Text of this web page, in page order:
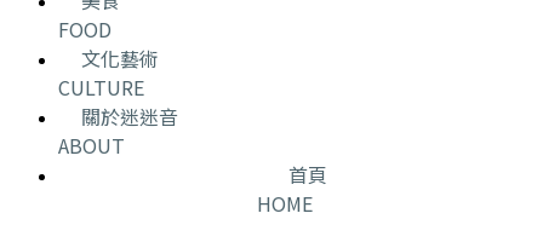
FOOD
文化藝術
CULTURE
關於迷迷音
ABOUT
首頁
HOME